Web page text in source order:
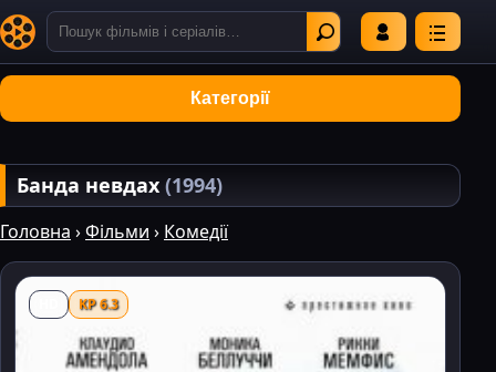
Категорії
Банда невдах(1994)
Головна ›Фільми › Комедії
KP 6.3